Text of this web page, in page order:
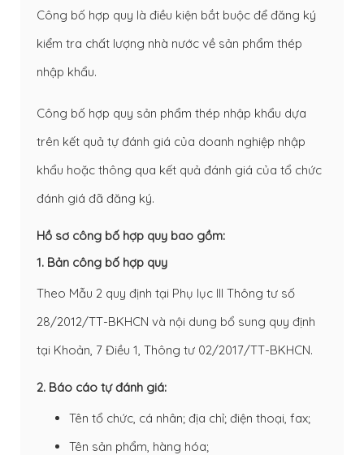
Công bố hợp quy là điều kiện bắt buộc để đăng ký
kiểm tra chất lượng nhà nước về sản phẩm thép
nhập khẩu.
Công bố hợp quy sản phẩm thép nhập khẩu dựa
trên kết quả tự đánh giá của doanh nghiệp nhập
khẩu hoặc thông qua kết quả đánh giá của tổ chức
đánh giá đã đăng ký.
Hồ sơ công bố hợp quy bao gồm:
1. Bản công bố hợp quy
Theo Mẫu 2 quy định tại Phụ lục III Thông tư số
28/2012/TT-BKHCN và nội dung bổ sung quy định
tại Khoản, 7 Điều 1, Thông tư 02/2017/TT-BKHCN.
2. Báo cáo tự đánh giá:
Tên tổ chức, cá nhân; địa chỉ; điện thoại, fax;
Tên sản phẩm, hàng hóa;